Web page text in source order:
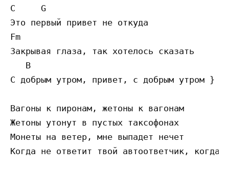
C     G
Это первый привет не откуда
Fm
Закрывая глаза, так хотелось сказать
   B
С добрым утром, привет, с добрым утром } 2
Вагоны к пиронам, жетоны к вагонам
Жетоны утонут в пустых таксофонах
Монеты на ветер, мне выпадет нечет
Когда не ответит твой автоответчик, когда